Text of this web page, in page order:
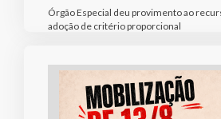
Órgão Especial deu provimento ao
adoção de critério proporcional